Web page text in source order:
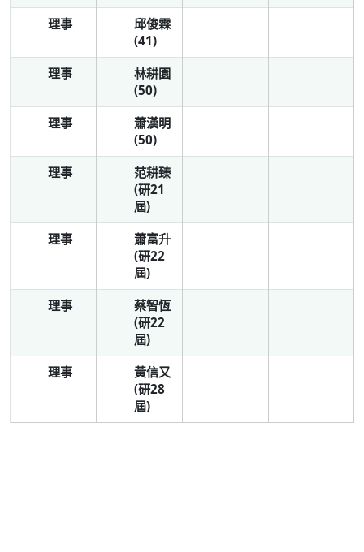
理事
邱俊霖
(41)
理事
林耕園
(50)
理事
蕭漢明
(50)
理事
范耕臻
(研21
屆)
理事
蕭富升
(研22
屆)
理事
蔡智恆
(研22
屆)
理事
黃信又
(研28
屆)